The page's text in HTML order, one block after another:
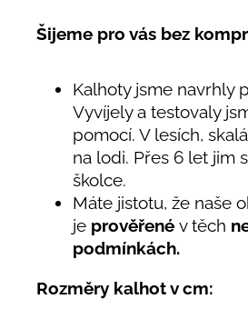
Šijeme pro vás bez
Kalhoty jsme navrhly
Vyvíjely a testovaly
pomocí. V lesích,
na lodi. Přes 6 let jim
školce.
Máte jistotu, že naše
je prověřené v těch
podmínkách.
Rozměry kalhot v cm: